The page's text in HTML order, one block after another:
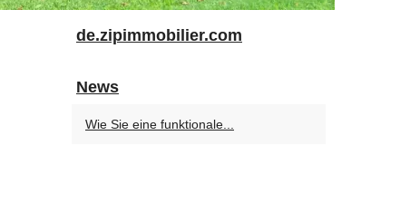
de.zipimmobilier.com
News
Wie Sie eine funktionale...